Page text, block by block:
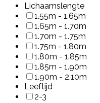
Lichaamslengte
1.55m - 1.65m
1.65m - 1.70m
1.70m - 1.75m
1.75m - 1.80m
1.80m - 1.85m
1.85m - 1.90m
1.90m - 2.10m
Leeftijd
2-3